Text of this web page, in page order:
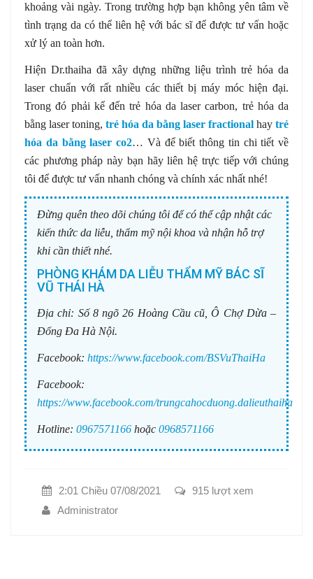
khoảng vài ngày. Trong trường hợp bạn không yên tâm về
tình trạng da có thể liên hệ với bác sĩ để được tư vấn hoặc
xử lý an toàn hơn.
Hiện Dr.thaiha đã xây dựng những liệu trình trẻ hóa da
laser chuẩn với rất nhiều các thiết bị máy móc hiện đại.
Trong đó phải kể đến trẻ hóa da laser carbon, trẻ hóa da
bằng laser toning, trẻ hóa da bằng laser fractional hay trẻ
hóa da bằng laser co2… Và để biết thông tin chi tiết về
các phương pháp này bạn hãy liên hệ trực tiếp với chúng
tôi để được tư vấn nhanh chóng và chính xác nhất nhé!
Đừng quên theo dõi chúng tôi để có thể cập nhật các
kiến thức da liễu, thẩm mỹ nội khoa và nhận hỗ trợ
khi cần thiết nhé.
PHÒNG KHÁM DA LIỄU THẨM MỸ BÁC SĨ
VŨ THÁI HÀ
Địa chỉ: Số 8 ngõ 26 Hoàng Cầu cũ, Ô Chợ Dừa –
Đống Đa Hà Nội.
Facebook: https://www.facebook.com/BSVuThaiHa
Facebook:
https://www.facebook.com/trungcahocduong.dalieuthaiha
Hotline: 0967571166 hoặc 0968571166
2:01 Chiều 07/08/2021
915 lượt xem
Administrator